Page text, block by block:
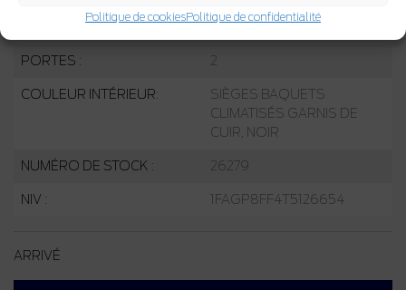
Politique de cookiesPolitique de confidentialité
COULEUR EXTÉRIEUR : Noir ombre (G1)
PORTES : 2
COULEUR INTÉRIEUR:
SIÈGES BAQUETS
CLIMATISÉS GARNIS DE
CUIR, NOIR
NUMÉRO DE STOCK : 26279
NIV : 1FAGP8FF4T5126654
ARRIVÉ